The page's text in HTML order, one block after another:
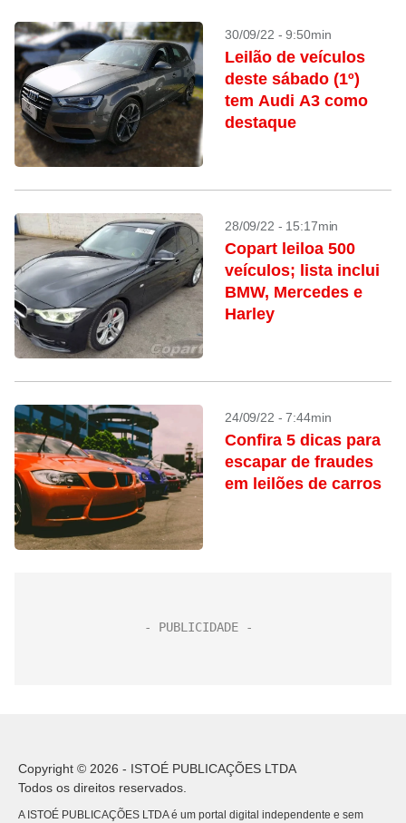
30/09/22 - 9:50min
Leilão de veículos
deste sábado (1º)
tem Audi A3 como
destaque
28/09/22 - 15:17min
Copart leiloa 500
veículos; lista inclui
BMW, Mercedes e
Harley
24/09/22 - 7:44min
Confira 5 dicas para
escapar de fraudes
em leilões de carros
Copyright © 2026 - ISTOÉ PUBLICAÇÕES LTDA
Todos os direitos reservados.
A ISTOÉ PUBLICAÇÕES LTDA é um portal digital independente e sem